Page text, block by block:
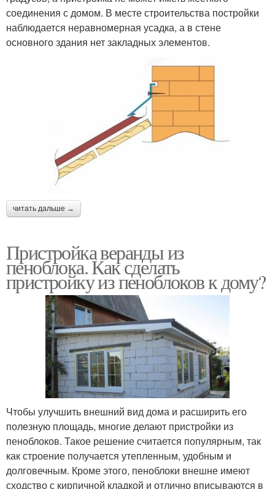
соединения с домом. В месте строительства постройки
наблюдается неравномерная усадка, а в стене
основного здания нет закладных элементов.
читать дальше →
Пристройка веранды из
пеноблока. Как сделать
пристройку из пеноблоков к дому?
Чтобы улучшить внешний вид дома и расширить его
полезную площадь, многие делают пристройки из
пеноблоков. Такое решение считается популярным, так
как строение получается утепленным, удобным и
долговечным. Кроме этого, пеноблоки внешне имеют
сходство с кирпичной кладкой и отлично вписываются в